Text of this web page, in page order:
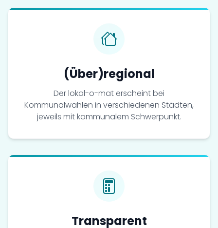
(Über)regional
Der lokal-o-mat erscheint bei
Kommunalwahlen in verschiedenen Städten,
jeweils mit kommunalem Schwerpunkt.
Transparent